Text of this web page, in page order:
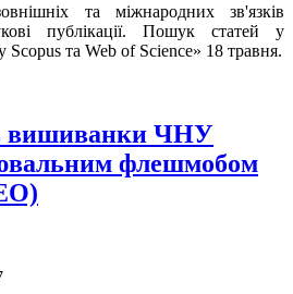
та міжнародних зв'язків
публікації. Пошук статей у
Scopus та Web of Science» 18 травня.
вишиванки ЧНУ
флешмобом